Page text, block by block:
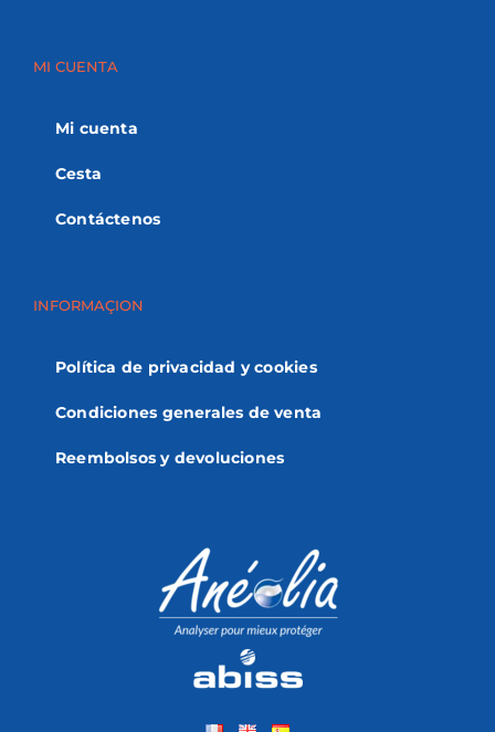
MI CUENTA
Mi cuenta
Cesta
Contáctenos
INFORMAÇION
Política de privacidad y cookies
Condiciones generales de venta
Reembolsos y devoluciones